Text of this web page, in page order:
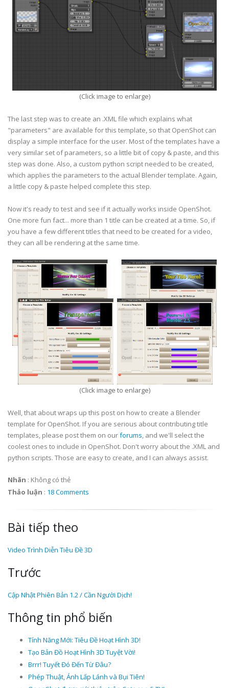
(Click image to enlarge)
The last step was to create an .XML file which explains what
"parameters" are available for this template, so that OpenShot can
display a simple interface for the user. Most of the templates have a
very similar set of parameters, so a little bit of copy & paste, and this
step was done. Also, a custom python script needed to be created,
which applies the parameters to the actual Blender template. Again,
a little copy & paste helped complete this step.
Now it's ready to test and see if it actually works inside OpenShot.
One more fun fact... more than 1 title can be created at a time. So, if
you have a few different titles that need to be created for a video,
they can all be rendering at the same time.
(Click image to enlarge)
Well, that about wraps up this post on how to create a Blender
template for OpenShot. If you are serious about contributing title
templates, please post them on ourforums, and we'll select the
coolest ones to include in OpenShot. Don't worry about the .XML and
python scripts. Those are easy to create, and I can always assist.
Nhãn : Không có thẻ
Thảo luận : 18 Comments
Bài tiếp theo
Video Trình Diễn Tiêu Đề 3D
Trước
Cập Nhật Phiên Bản 1.2 / Cần Người Dịch!
Thông tin phổ biến
Tính Năng Mới: Tiêu Đề Hoạt Hình 3D!
Tạo Bản Đồ Hoạt Hình 3D Tuyệt Vời!
Brrr! Tuyết Đó Đến Từ Đâu?
Phép Thuật, Ánh Lấp Lánh và Bụi Tiên!